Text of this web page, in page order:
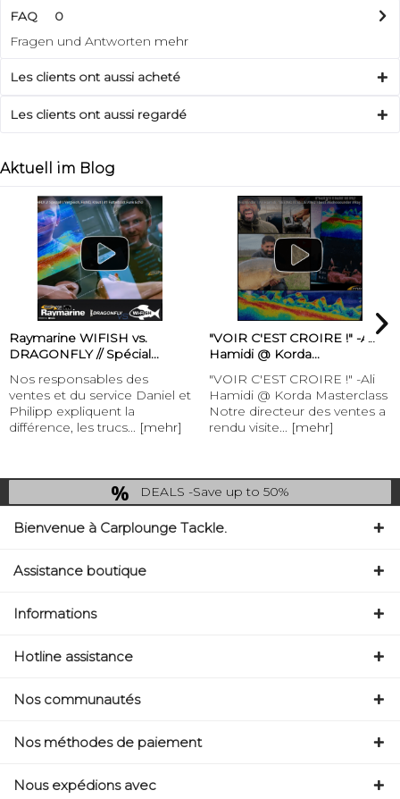
FAQ
0
Fragen und Antworten mehr
Les clients ont aussi acheté
Les clients ont aussi regardé
Aktuell im Blog
Raymarine WIFISH vs.
DRAGONFLY // Spécial...
Nos responsables des
ventes et du service Daniel et
Philipp expliquent la
différence, les trucs... [mehr]
"VOIR C'EST CROIRE !" -Ali
Hamidi @ Korda...
"VOIR C'EST CROIRE !" -Ali
Hamidi @ Korda Masterclass
Notre directeur des ventes a
rendu visite... [mehr]
DEALS -Save up to 50%
Bienvenue à Carplounge Tackle.
Assistance boutique
Informations
Hotline assistance
Nos communautés
Nos méthodes de paiement
Nous expédions avec